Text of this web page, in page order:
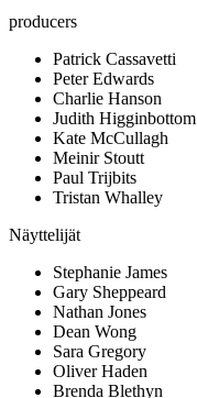
producers
Patrick Cassavetti
Peter Edwards
Charlie Hanson
Judith Higginbottom
Kate McCullagh
Meinir Stoutt
Paul Trijbits
Tristan Whalley
Näyttelijät
Stephanie James
Gary Sheppeard
Nathan Jones
Dean Wong
Sara Gregory
Oliver Haden
Brenda Blethyn